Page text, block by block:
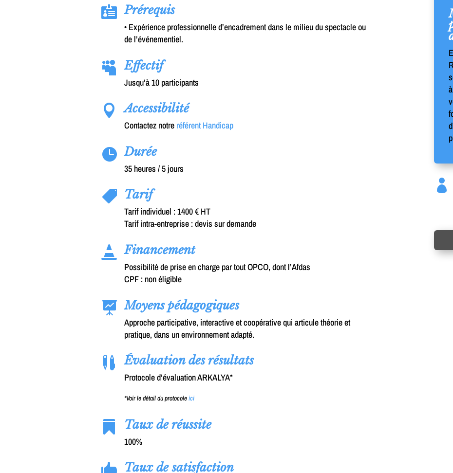
 Prérequis
• Expérience professionnelle d’encadrement dans le milieu du spectacle ou
de l’événementiel.
 Effectif
Jusqu’à 10 participants
 Accessibilité
Contactez notre référent Handicap
 Durée
35 heures / 5 jours
 Tarif
Tarif individuel : 1400 € HT
Tarif intra-entreprise : devis sur demande
 Financement
Possibilité de prise en charge par tout OPCO, dont l’Afdas
CPF : non éligible
 Moyens pédagogiques
Approche participative, interactive et coopérative qui articule théorie et
pratique, dans un environnement adapté.
 Évaluation des résultats
Protocole d’évaluation ARKALYA*
*Voir le détail du protocoleici
 Taux de réussite
100%
 Taux de satisfaction
